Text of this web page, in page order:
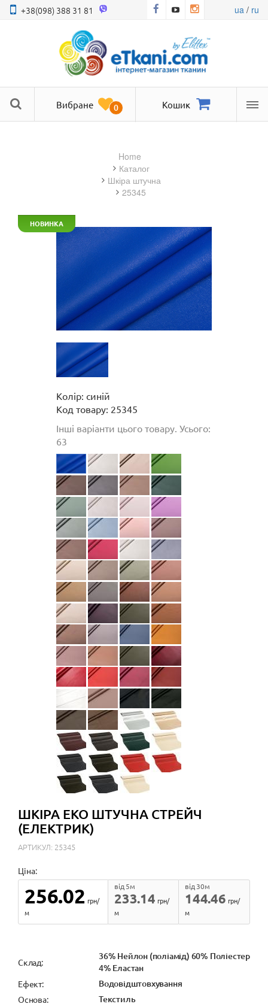
+38(098) 388 31 81 ua/ ru
Вибране 0 Кошик
Home
Каталог
шкіра штучна
25345
НОВИНКА
Колір: синій
Код товару: 25345
Інші варіанти цього товару. Усього:
63
ШКІРА ЕКО ШТУЧНА СТРЕЙЧ
(ЕЛЕКТРИК)
АРТИКУЛ: 25345
Ціна:
256.02 грн/
м
233.14
від 5м
грн/
м
144.46
від 30м
грн/
м
Cклад:
36% Нейлон (поліамід) 60% Поліестер
4% Еластан
Ефект: Водовідштовхування
Основа: Текстиль